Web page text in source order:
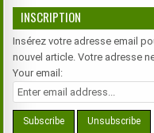
INSCRIPTION
Insérez votre adresse email
nouvel article. Votre adresse
Your email: